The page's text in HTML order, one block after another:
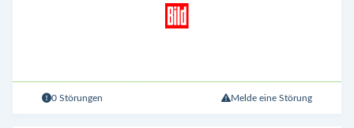
0 Störungen Melde eine Störung